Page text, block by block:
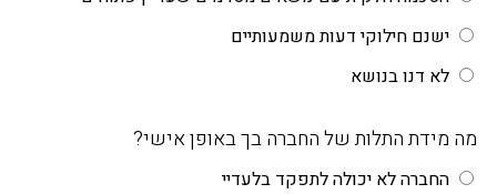
ישנם חילוקי דעות משמעותיים
לא דנו בנושא
מה מידת התלות של החברה בך באופן אישי?
החברה לא יכולה לתפקד בלעדיי